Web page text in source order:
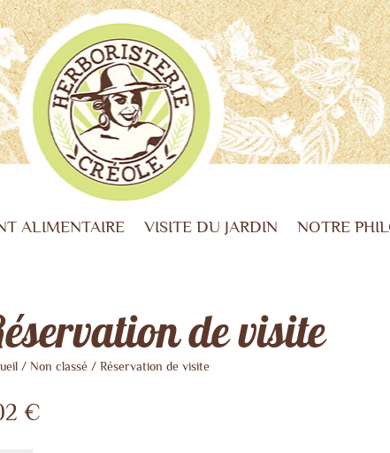
ALIMENTAIRE VISITE DU JARDIN NOTRE
de visite
/ Non classé/ Réservation de visite
€